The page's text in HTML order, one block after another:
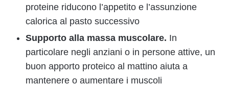
proteine riducono l’appetito e l’assunzione
calorica al pasto successivo
Supporto alla massa muscolare. In
particolare negli anziani o in persone attive, un
buon apporto proteico al mattino aiuta a
mantenere o aumentare i muscoli